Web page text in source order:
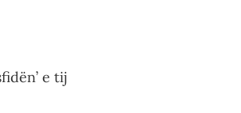
e tij